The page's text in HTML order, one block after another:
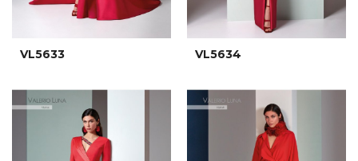
VL5633 VL5634